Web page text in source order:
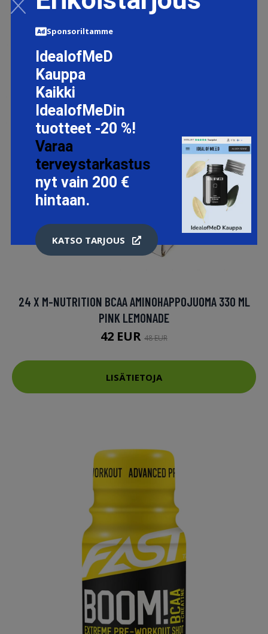
24 X M-NUTRITION BCAA AMINOHAPPOJUOMA 330 ML
PINK LEMONADE
42 EUR 48 EUR
LISÄTIETOJA
Sponsoriltamme
IdealofMeD
Kauppa
Kaikki
IdealofMeDin
tuotteet -20 %!
Varaa
terveystarkastus
nyt vain 200 €
hintaan.
KATSO TARJOUS